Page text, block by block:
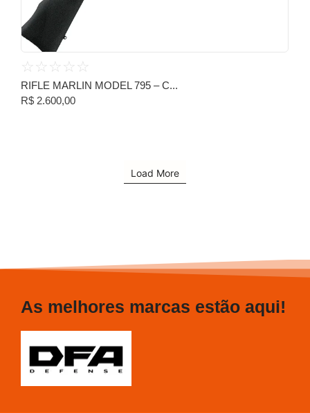
☆ ☆ ☆ ☆ ☆
RIFLE MARLIN MODEL 795 – C...
R$ 2.600,00
Load More
As melhores marcas estão aqui!